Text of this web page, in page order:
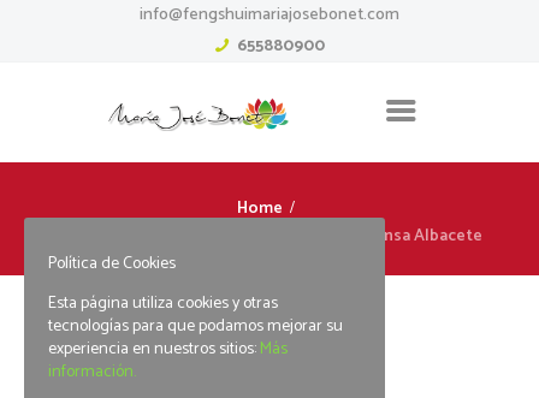
info@fengshuimariajosebonet.com
655880900
Home
Taller de feng shui y la navidad Almansa Albacete
« Todos los Eventos
Política de Cookies
Esta página utiliza cookies y otras
tecnologías para que podamos mejorar su
experiencia en nuestros sitios:Más
información.